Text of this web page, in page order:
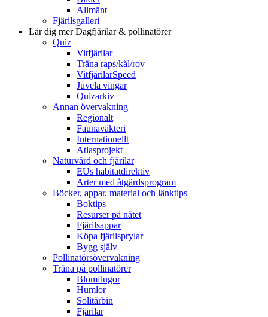
Allmänt
Fjärilsgalleri
Lär dig merDagfjärilar & pollinatörer
Quiz
Vitfjärilar
Träna raps/kål/rov
VitfjärilarSpeed
Juvela vingar
Quizarkiv
Annan övervakning
Regionalt
Faunaväkteri
Internationellt
Atlasprojekt
Naturvård och fjärilar
EUs habitatdirektiv
Arter med åtgärdsprogram
Böcker, appar, material och länktips
Boktips
Resurser på nätet
Fjärilsappar
Köpa fjärilsprylar
Bygg själv
Pollinatörsövervakning
Träna på pollinatörer
Blomflugor
Humlor
Solitärbin
Fjärilar